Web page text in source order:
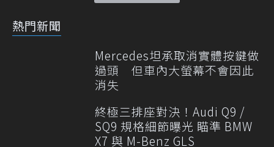
熱門新聞
Mercedes坦承取消實體按鍵做
過頭 但車內大螢幕不會因此
消失
終極三排座對決！Audi Q9 /
SQ9 規格細節曝光 瞄準 BMW
X7 與 M-Benz GLS